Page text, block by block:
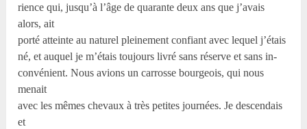
rience qui, jusqu’à l’âge de quarante deux ans que j’avais
alors, ait
porté atteinte au naturel pleinement confiant avec lequel j’étais
né, et auquel je m’étais toujours livré sans réserve et sans in-
convénient. Nous avions un carrosse bourgeois, qui nous
menait
avec les mêmes chevaux à très petites journées. Je descendais
et